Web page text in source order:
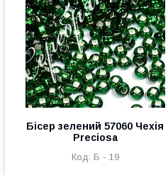
Бісер зелений 57060 Чехія
Preciosa
Б - 19